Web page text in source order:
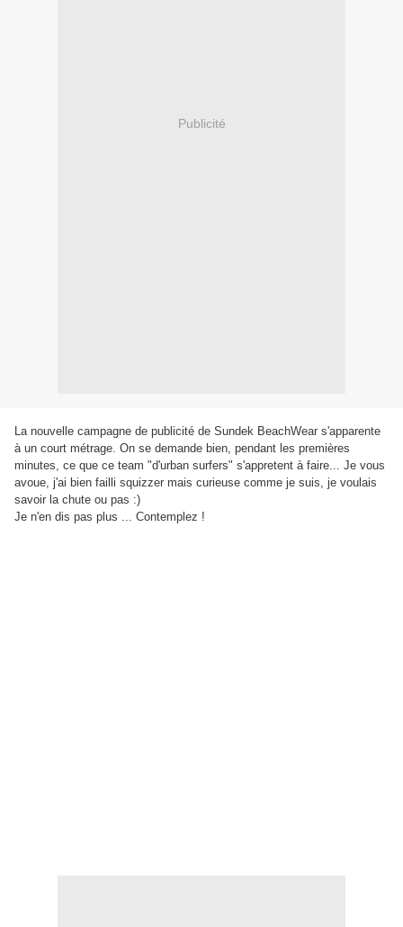
Publicité
La nouvelle campagne de publicité de Sundek BeachWear s'apparente
à un court métrage. On se demande bien, pendant les premières
minutes, ce que ce team "d'urban surfers" s'appretent à faire... Je vous
avoue, j'ai bien failli squizzer mais curieuse comme je suis, je voulais
savoir la chute ou pas :)
Je n'en dis pas plus ... Contemplez !